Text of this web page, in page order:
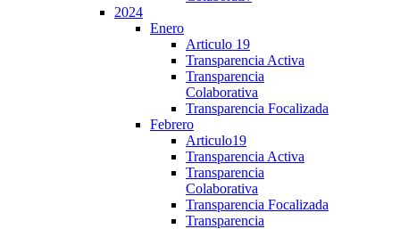
2024
Enero
Articulo 19
Transparencia Activa
Transparencia
Colaborativa
Transparencia Focalizada
Febrero
Articulo19
Transparencia Activa
Transparencia
Colaborativa
Transparencia Focalizada
Transparencia